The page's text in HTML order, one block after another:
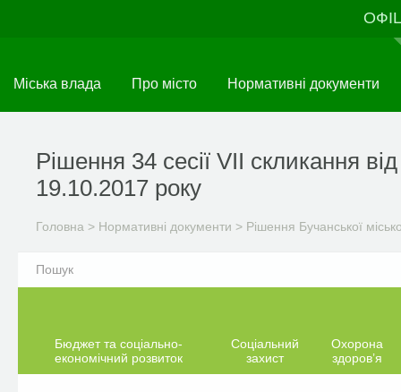
Міська влада Про місто Нормативні документи
Рішення 34 сесії VII скликання від
19.10.2017 року
Головна > Нормативні документи > Рішення Бучанської
Бюджет та соціально-
економічний розвиток
Соціальний
захист
Охорона
здоров’я